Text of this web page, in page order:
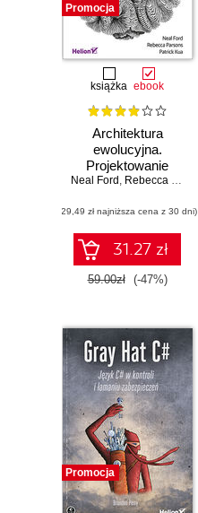
Promocja
książka ebook
Architektura
ewolucyjna.
Projektowanie
oprogramowania i
Neal Ford , Rebecca Parsons
(29,49 zł najniższa cena z 30 dni)
31.27 zł
59.00zł (-47%)
Promocja